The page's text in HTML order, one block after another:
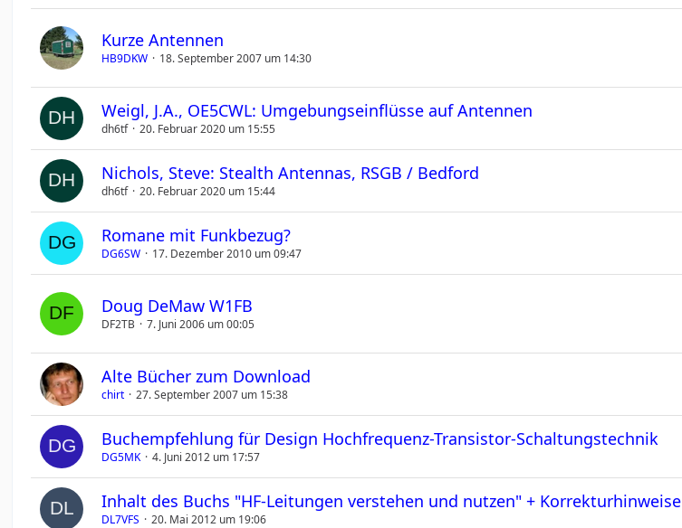
Kurze Antennen
HB9DKW 18. September 2007 um 14:30
Weigl, J.A., OE5CWL: Umgebungseinflüsse auf Antennen
dh6tf 20. Februar 2020 um 15:55
Nichols, Steve: Stealth Antennas, RSGB / Bedford
dh6tf 20. Februar 2020 um 15:44
Romane mit Funkbezug?
DG6SW 17. Dezember 2010 um 09:47
Doug DeMaw W1FB
DF2TB 7. Juni 2006 um 00:05
Alte Bücher zum Download
chirt 27. September 2007 um 15:38
Buchempfehlung für Design Hochfrequenz-Transistor-Schaltungstechnik
DG5MK 4. Juni 2012 um 17:57
Inhalt des Buchs "HF-Leitungen verstehen und nutzen" + Korrekturhinweise
DL7VFS 20. Mai 2012 um 19:06